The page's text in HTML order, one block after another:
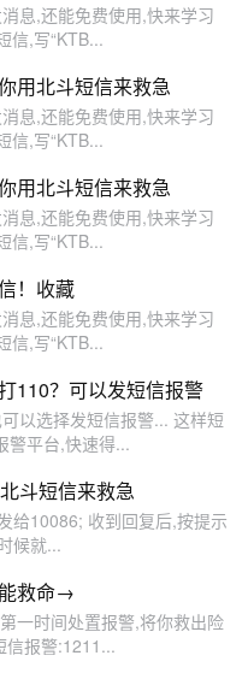
息,还能免费使用,快来学习
信,写“KTB...
用北斗短信来救急
息,还能免费使用,快来学习
信,写“KTB...
用北斗短信来救急
息,还能免费使用,快来学习
信,写“KTB...
！收藏
息,还能免费使用,快来学习
信,写“KTB...
110？可以发短信报警
以选择发短信报警... 这样短
警平台,快速得...
斗短信来救急
给10086; 收到回复后,按提示
候就...
救命→
一时间处置报警,将你救出险
信报警:1211...